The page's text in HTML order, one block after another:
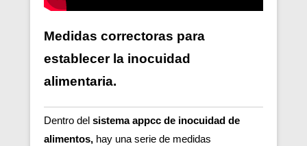
Medidas correctoras para
establecer la inocuidad
alimentaria.
Dentro del sistema appcc de inocuidad de
alimentos, hay una serie de medidas